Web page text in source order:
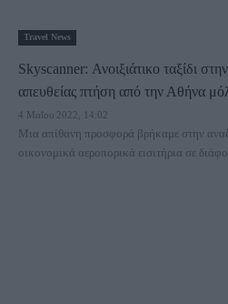
Travel News
Skyscanner: Ανοιξιάτικο ταξίδι
απευθείας πτήση από την Αθήνα
4 Μαΐου 2022, 14:02
Μια απίθανη προσφορά βρήκαμε στην
οικονομικά αεροπορικά εισιτήρια σε